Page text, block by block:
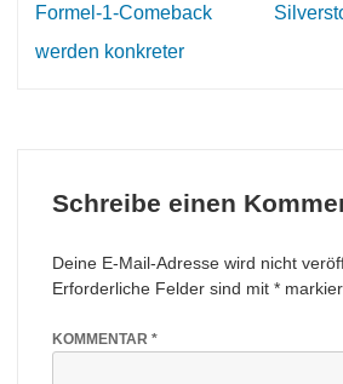
Navigation
Formel-1-Comeback
werden konkreter
Schreibe einen
Deine E-Mail-Adresse wird nicht
Erforderliche Felder sind mit *
KOMMENTAR *